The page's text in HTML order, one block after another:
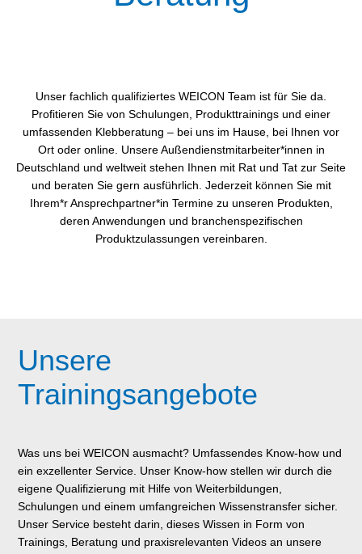
Unser fachlich qualifiziertes WEICON Team ist für Sie da.
Profitieren Sie von Schulungen, Produkttrainings und einer
umfassenden Klebberatung – bei uns im Hause, bei Ihnen vor
Ort oder online. Unsere Außendienstmitarbeiter*innen in
Deutschland und weltweit stehen Ihnen mit Rat und Tat zur Seite
und beraten Sie gern ausführlich. Jederzeit können Sie mit
Ihrem*r Ansprechpartner*in Termine zu unseren Produkten,
deren Anwendungen und branchenspezifischen
Produktzulassungen vereinbaren.
Unsere
Trainingsangebote
Was uns bei WEICON ausmacht? Umfassendes Know-how und
ein exzellenter Service. Unser Know-how stellen wir durch die
eigene Qualifizierung mit Hilfe von Weiterbildungen,
Schulungen und einem umfangreichen Wissenstransfer sicher.
Unser Service besteht darin, dieses Wissen in Form von
Trainings, Beratung und praxisrelevanten Videos an unsere